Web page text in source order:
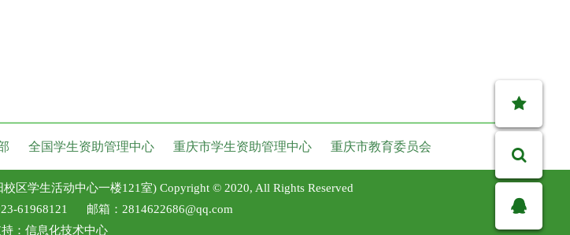
全国学生资助管理中心 重庆市学生资助管理中心 重庆市教育委员会
区学生活动中心一楼121室) Copyright © 2020, All Rights Reserved
61968121 邮箱：2814622686@qq.com
： 信息化技术中心